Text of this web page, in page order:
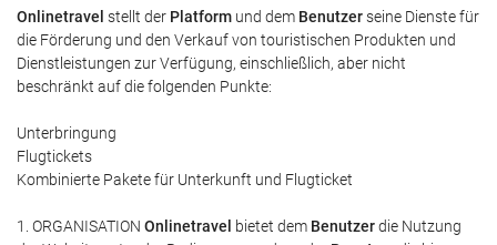
Onlinetravel stellt der Platform und dem Benutzerseine Dienste für
die Förderung und den Verkauf von touristischen Produkten und
Dienstleistungen zur Verfügung, einschließlich, aber nicht
beschränkt auf die folgenden Punkte:
Unterbringung
Flugtickets
Kombinierte Pakete für Unterkunft und Flugticket
1. ORGANISATION Onlinetravel bietet dem Benutzerdie Nutzung